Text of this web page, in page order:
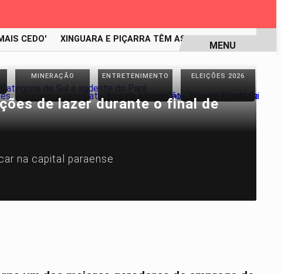
CEDO' XINGUARA E PIÇARRA TÊM AS MELHORES ESCOLAS
MENU
MINERAÇÃO ENTRETENIMENTO ELEIÇÕES 2026
de lazer durante o final de
na capital paraense